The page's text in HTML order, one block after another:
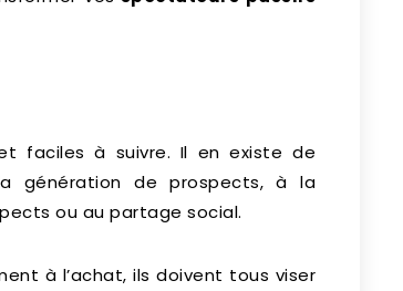
faciles à suivre. Il en existe de
génération de prospects, à la
ou au partage social.
à l’achat, ils doivent tous viser